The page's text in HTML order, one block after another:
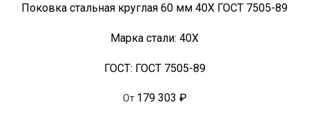
Поковка стальная круглая 60 мм 40Х ГОСТ 7505-89
Марка стали: 40Х
ГОСТ: ГОСТ 7505-89
От 179 303 ₽